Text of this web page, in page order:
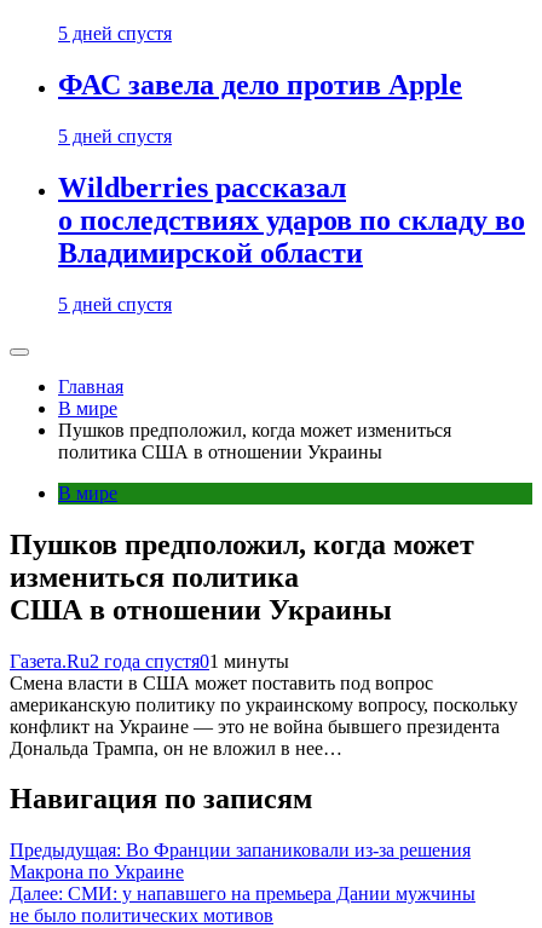
5 дней спустя
ФАС завела дело против Apple
5 дней спустя
Wildberries рассказал
о последствиях ударов по складу во
Владимирской области
5 дней спустя
Главная
В мире
Пушков предположил, когда может измениться
политика США в отношении Украины
В мире
Пушков предположил, когда может
измениться политика
США в отношении Украины
Газета.Ru2 года спустя01 минуты
Смена власти в США может поставить под вопрос
американскую политику по украинскому вопросу, поскольку
конфликт на Украине — это не война бывшего президента
Дональда Трампа, он не вложил в нее…
Навигация по записям
Предыдущая: Во Франции запаниковали из-за решения
Макрона по Украине
Далее: СМИ: у напавшего на премьера Дании мужчины
не было политических мотивов